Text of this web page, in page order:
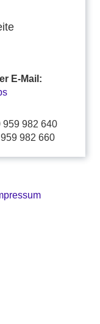
E-Mail:
959 982 640
982 660